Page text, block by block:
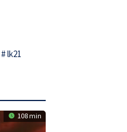
lk21
108 min